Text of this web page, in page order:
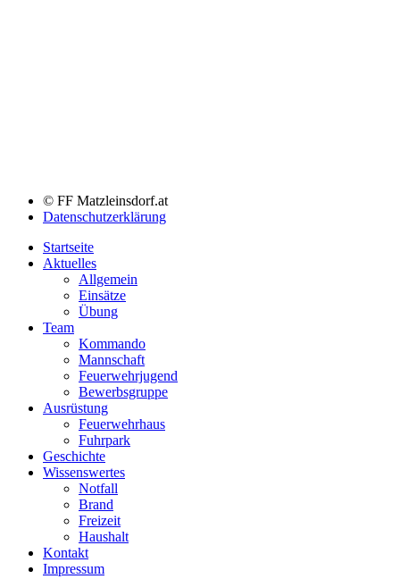
© FF Matzleinsdorf.at
Datenschutzerklärung
Startseite
Aktuelles
Allgemein
Einsätze
Übung
Team
Kommando
Mannschaft
Feuerwehrjugend
Bewerbsgruppe
Ausrüstung
Feuerwehrhaus
Fuhrpark
Geschichte
Wissenswertes
Notfall
Brand
Freizeit
Haushalt
Kontakt
Impressum